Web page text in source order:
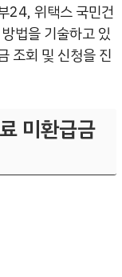
24, 위택스 국민건
법을 기술하고 있
조회 및 신청을 진
미환급금